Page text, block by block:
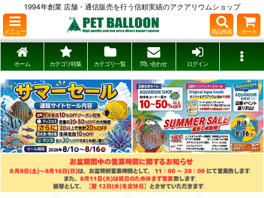
1994年創業 店舗・通信販売を行う信頼実績のアクアリウムショップ
メニュー 商品検索 カート
ホーム カテゴリ特集 カテゴリ一覧 問い合わせ ログイン